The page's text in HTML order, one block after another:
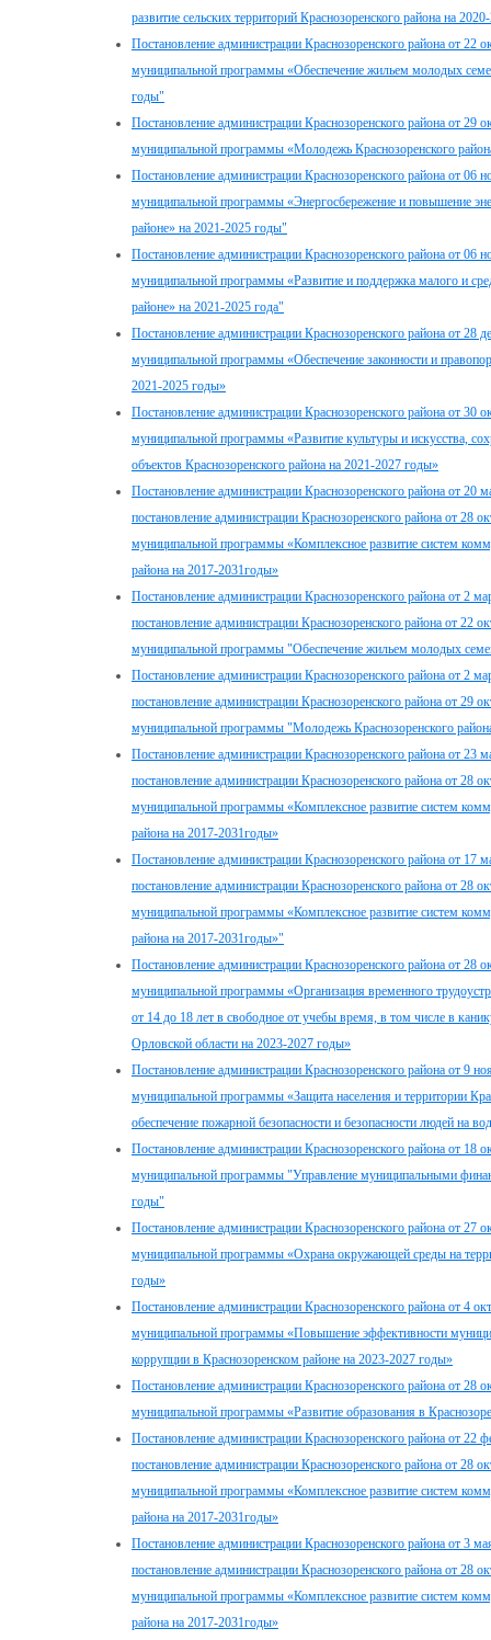
развитие сельских территорий Краснозоренского района на
Постановление администрации Краснозоренского района от
муниципальной программы «Обеспечение жильем молодых
годы"
Постановление администрации Краснозоренского района от
муниципальной программы «Молодежь Краснозоренского
Постановление администрации Краснозоренского района от 06
муниципальной программы «Энергосбережение и повышение
районе» на 2021-2025 годы"
Постановление администрации Краснозоренского района от
муниципальной программы «Развитие и поддержка малого и
районе» на 2021-2025 года"
Постановление администрации Краснозоренского района от
муниципальной программы «Обеспечение законности и
2021-2025 годы»
Постановление администрации Краснозоренского района от
муниципальной программы «Развитие культуры и искусства,
объектов Краснозоренского района на 2021-2027 годы»
Постановление администрации Краснозоренского района от
постановление администрации Краснозоренского района от 28
муниципальной программы «Комплексное развитие систем
района на 2017-2031годы»
Постановление администрации Краснозоренского района от 2
постановление администрации Краснозоренского района от
муниципальной программы "Обеспечение жильем молодых
Постановление администрации Краснозоренского района от 2
постановление администрации Краснозоренского района от 29
муниципальной программы "Молодежь Краснозоренского
Постановление администрации Краснозоренского района от
постановление администрации Краснозоренского района от 28
муниципальной программы «Комплексное развитие систем
района на 2017-2031годы»
Постановление администрации Краснозоренского района от
постановление администрации Краснозоренского района от 28
муниципальной программы «Комплексное развитие систем
района на 2017-2031годы»"
Постановление администрации Краснозоренского района от
муниципальной программы «Организация временного
от 14 до 18 лет в свободное от учебы время, в том числе в
Орловской области на 2023-2027 годы»
Постановление администрации Краснозоренского района от 9
муниципальной программы «Защита населения и территории
обеспечение пожарной безопасности и безопасности людей на
Постановление администрации Краснозоренского района от
муниципальной программы "Управление муниципальными
годы"
Постановление администрации Краснозоренского района от
муниципальной программы «Охрана окружающей среды на
годы»
Постановление администрации Краснозоренского района от 4
муниципальной программы «Повышение эффективности
коррупции в Краснозоренском районе на 2023-2027 годы»
Постановление администрации Краснозоренского района от
муниципальной программы «Развитие образования в
Постановление администрации Краснозоренского района от
постановление администрации Краснозоренского района от 28
муниципальной программы «Комплексное развитие систем
района на 2017-2031годы»
Постановление администрации Краснозоренского района от 3
постановление администрации Краснозоренского района от 28
муниципальной программы «Комплексное развитие систем
района на 2017-2031годы»